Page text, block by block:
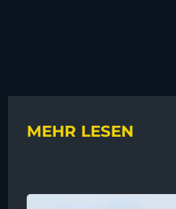
MEHR LESEN